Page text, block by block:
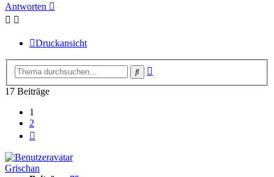
Antworten
Druckansicht
Suche
17 Beiträge
1
2
Grischan